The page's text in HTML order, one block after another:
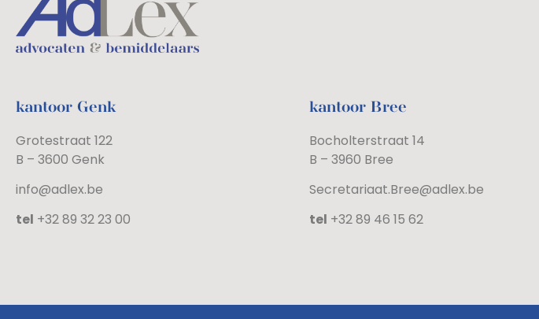
kantoor Genk
Grotestraat 122
B – 3600 Genk
info@adlex.be
tel +32 89 32 23 00
kantoor Bree
Bocholterstraat 14
B – 3960 Bree
Secretariaat.Bree@adlex.be
tel +32 89 46 15 62